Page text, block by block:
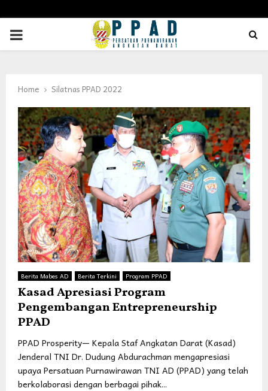
PRIMARY
Home Silatnas PPAD 2022
Berita Mabes AD Berita Terkini Program PPAD
Kasad Apresiasi Program
Pengembangan Entrepreneurship
PPAD
PPAD Prosperity— Kepala Staf Angkatan Darat (Kasad)
Jenderal TNI Dr. Dudung Abdurachman mengapresiasi
upaya Persatuan Purnawirawan TNI AD (PPAD) yang telah
berkolaborasi dengan berbagai pihak...